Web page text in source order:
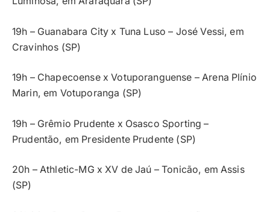
19h – Guanabara City x Tuna Luso – José Vessi, em
Cravinhos (SP)
19h – Chapecoense x Votuporanguense – Arena Plínio
Marin, em Votuporanga (SP)
19h – Grêmio Prudente x Osasco Sporting –
Prudentão, em Presidente Prudente (SP)
20h – Athletic-MG x XV de Jaú – Tonicão, em Assis
(SP)